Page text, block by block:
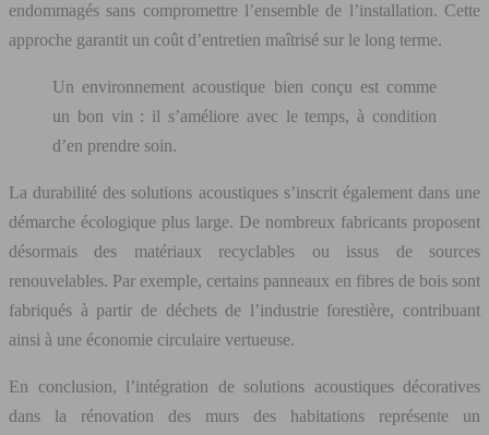
endommagés sans compromettre l’ensemble de l’installation. Cette
approche garantit un coût d’entretien maîtrisé sur le long terme.
Un environnement acoustique bien conçu est comme
un bon vin : il s’améliore avec le temps, à condition
d’en prendre soin.
La durabilité des solutions acoustiques s’inscrit également dans une
démarche écologique plus large. De nombreux fabricants proposent
désormais des matériaux recyclables ou issus de sources
renouvelables. Par exemple, certains panneaux en fibres de bois sont
fabriqués à partir de déchets de l’industrie forestière, contribuant
ainsi à une économie circulaire vertueuse.
En conclusion, l’intégration de solutions acoustiques décoratives
dans la rénovation des murs des habitations représente un